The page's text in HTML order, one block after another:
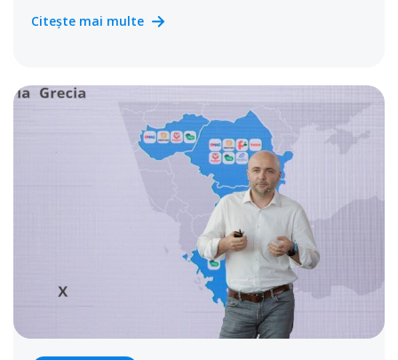
Citește mai multe